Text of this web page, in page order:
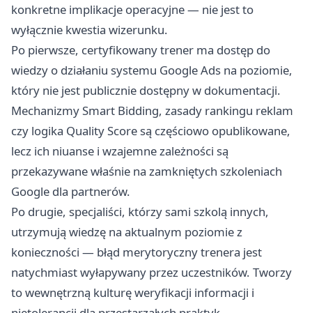
konkretne implikacje operacyjne — nie jest to
wyłącznie kwestia wizerunku.
Po pierwsze, certyfikowany trener ma dostęp do
wiedzy o działaniu systemu Google Ads na poziomie,
który nie jest publicznie dostępny w dokumentacji.
Mechanizmy Smart Bidding, zasady rankingu reklam
czy logika Quality Score są częściowo opublikowane,
lecz ich niuanse i wzajemne zależności są
przekazywane właśnie na zamkniętych szkoleniach
Google dla partnerów.
Po drugie, specjaliści, którzy sami szkolą innych,
utrzymują wiedzę na aktualnym poziomie z
konieczności — błąd merytoryczny trenera jest
natychmiast wyłapywany przez uczestników. Tworzy
to wewnętrzną kulturę weryfikacji informacji i